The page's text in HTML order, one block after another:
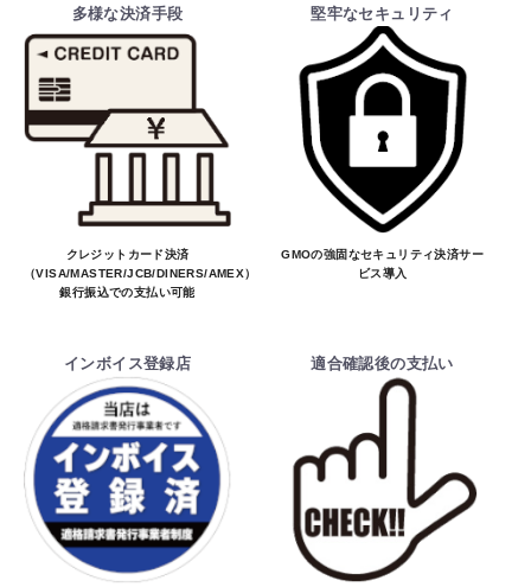
多様な決済手段
クレジットカード決済
（VISA/MASTER/JCB/DINERS/AMEX）、
銀行振込での支払い可能
堅牢なセキュリティ
GMOの強固なセキュリティ決済サー
ビス導入
インボイス登録店 適合確認後の支払い